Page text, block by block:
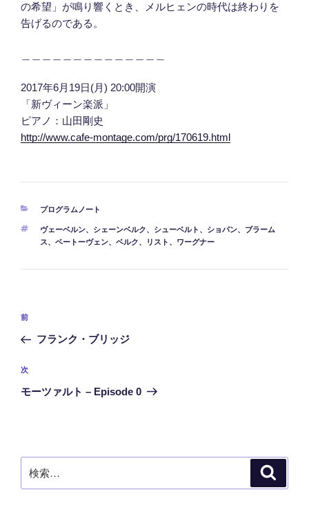
の希望」 が鳴り響くとき、メルヒェンの時代は終わりを
告げるのである。
2017年6月19日(月) 20:00開演
「新ヴィーン楽派」
ピアノ：山田剛史
http://www.cafe-montage.com/prg/170619.html
カ
ゴ
リ
プログラムノート
タ
グ
ヴェーベルン、 シェーンベルク、 シューベルト 、 ショパン、
ブラーム
ス、 ベートーヴェン、 ベルク、 リスト 、 ワーグナー
投
ナ
ビ
ゲ
ン
前
の
稿
前
フランク・ブリッジ
次
の
次
モーツァルト – Episode 0
索: